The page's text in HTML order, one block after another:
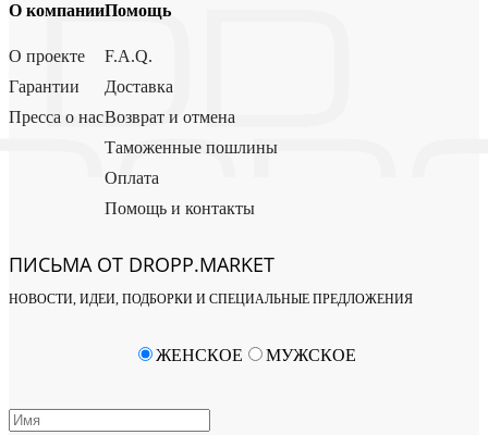
О компании
О проекте
Гарантии
Пресса о нас
Помощь
F.A.Q.
Доставка
Возврат и отмена
Таможенные пошлины
Оплата
Помощь и контакты
ПИСЬМА ОТ DROPP.MARKET
НОВОСТИ, ИДЕИ, ПОДБОРКИ И СПЕЦИАЛЬНЫЕ ПРЕДЛОЖЕНИЯ
ЖЕНСКОЕ МУЖСКОЕ